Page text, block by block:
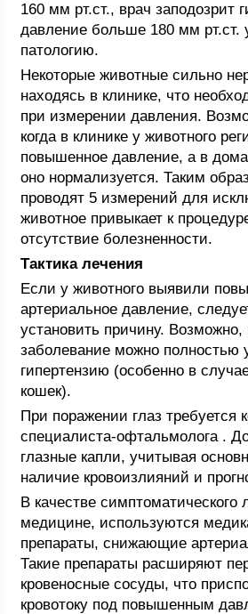
160 мм рт.ст., врач заподозрит
давление больше 180 мм рт.ст.
патологию.
Некоторые животные сильно
находясь в клинике, что
при измерении давления.
когда в клинике у животного
повышенное давление, а в
оно нормализуется. Таким
проводят 5 измерений для
животное привыкает к
отсутствие болезненности.
Тактика лечения
Если у животного выявили
артериальное давление,
установить причину.
заболевание можно полностью
гипертензию (особенно в
кошек).
При поражении глаз требуется
специалиста-офтальмолога .
глазные капли, учитывая
наличие кровоизлияний и
В качестве симптоматического
медицине, используются
препараты, снижающие
Такие препараты расширяют
кровеносные сосуды, что
кровотоку под повышенным